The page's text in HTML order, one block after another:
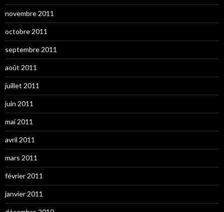
novembre 2011
octobre 2011
septembre 2011
août 2011
juillet 2011
juin 2011
mai 2011
avril 2011
mars 2011
février 2011
janvier 2011